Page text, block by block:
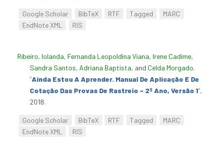
Google Scholar BibTeX RTF Tagged
MARC
EndNote XML
RIS
Ribeiro, Iolanda, Fernanda Leopoldina Viana, Irene Cadime,
Sandra Santos, Adriana Baptista, and Celda Morgado.
“Ainda Estou A Aprender. Manual De Aplicação E De
Cotação Das Provas De Rastreio – 2º Ano, Versão 1”,
2018.
Google Scholar BibTeX RTF Tagged
MARC
EndNote XML
RIS